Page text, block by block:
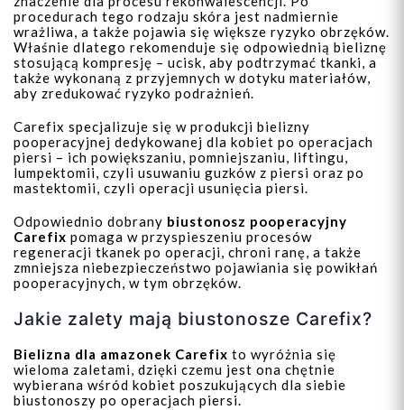
procedurach tego rodzaju skóra jest nadmiernie
wrażliwa, a także pojawia się większe ryzyko obrzęków.
Właśnie dlatego rekomenduje się odpowiednią bieliznę
stosującą kompresję – ucisk, aby podtrzymać tkanki, a
także wykonaną z przyjemnych w dotyku materiałów,
aby zredukować ryzyko podrażnień.
Carefix specjalizuje się w produkcji bielizny
pooperacyjnej dedykowanej dla kobiet po operacjach
piersi – ich powiększaniu, pomniejszaniu, liftingu,
lumpektomii, czyli usuwaniu guzków z piersi oraz po
mastektomii, czyli operacji usunięcia piersi.
Odpowiednio dobrany biustonosz pooperacyjny
Carefix pomaga w przyspieszeniu procesów
regeneracji tkanek po operacji, chroni ranę, a także
zmniejsza niebezpieczeństwo pojawiania się powikłań
pooperacyjnych, w tym obrzęków.
Jakie zalety mają biustonosze Carefix?
Bielizna dla amazonek Carefix to wyróżnia się
wieloma zaletami, dzięki czemu jest ona chętnie
wybierana wśród kobiet poszukujących dla siebie
biustonoszy po operacjach piersi.